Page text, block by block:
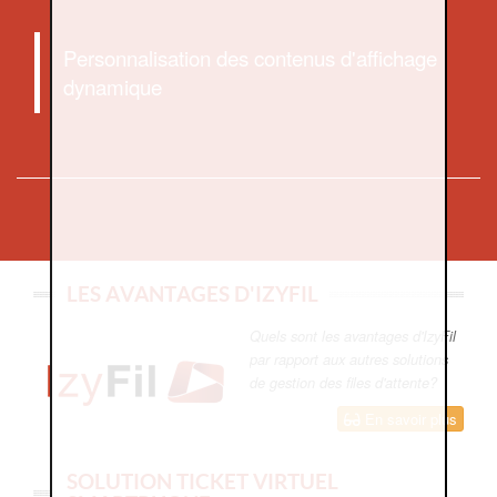
Personnalisation des contenus d'affichage
dynamique
LES AVANTAGES D'IZYFIL
Quels sont les avantages d'IzyFil
par rapport aux autres solutions
En savoir plus
SOLUTION TICKET VIRTUEL